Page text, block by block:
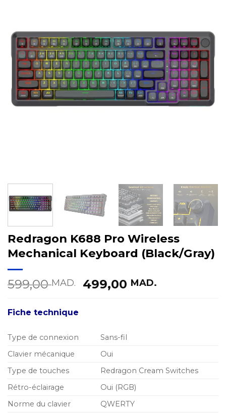
Redragon K688 Pro Wireless
Mechanical Keyboard (Black/Gray)
599,00MAD.
Le
599,00 MAD..
499,00 MAD.
Fiche technique
Type de connexion
Sans-fil
Clavier mécanique
Oui
Type de touches
Redragon Cream Switches
Rétro-éclairage
Oui (RGB)
Norme du clavier
QWERTY